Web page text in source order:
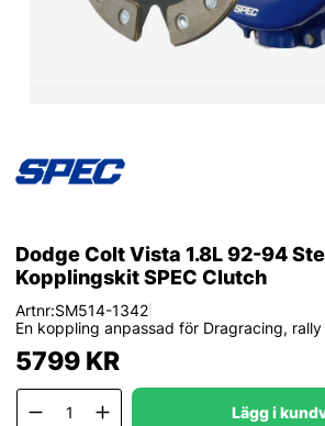
Dodge Colt Vista 1.8L 92-94
Kopplingskit SPEC Clutch
Artnr:SM514-1342|
En koppling anpassad för Dragracing,
5799KR
Lägg i